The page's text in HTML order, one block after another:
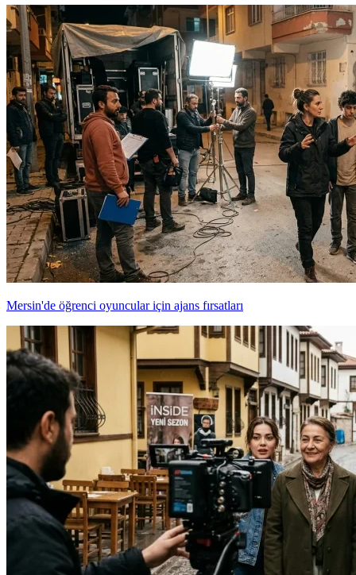
Mersin'de öğrenci oyuncular için ajans fırsatları